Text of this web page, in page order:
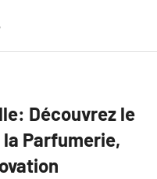
Découvrez le
Parfumerie,